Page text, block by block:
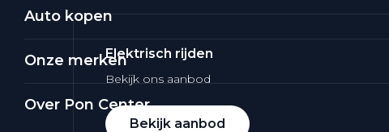
Elektrisch rijden
Bekijk ons aanbod
Bekijk aanbod
Auto kopen
Onze merken
Over Pon Center